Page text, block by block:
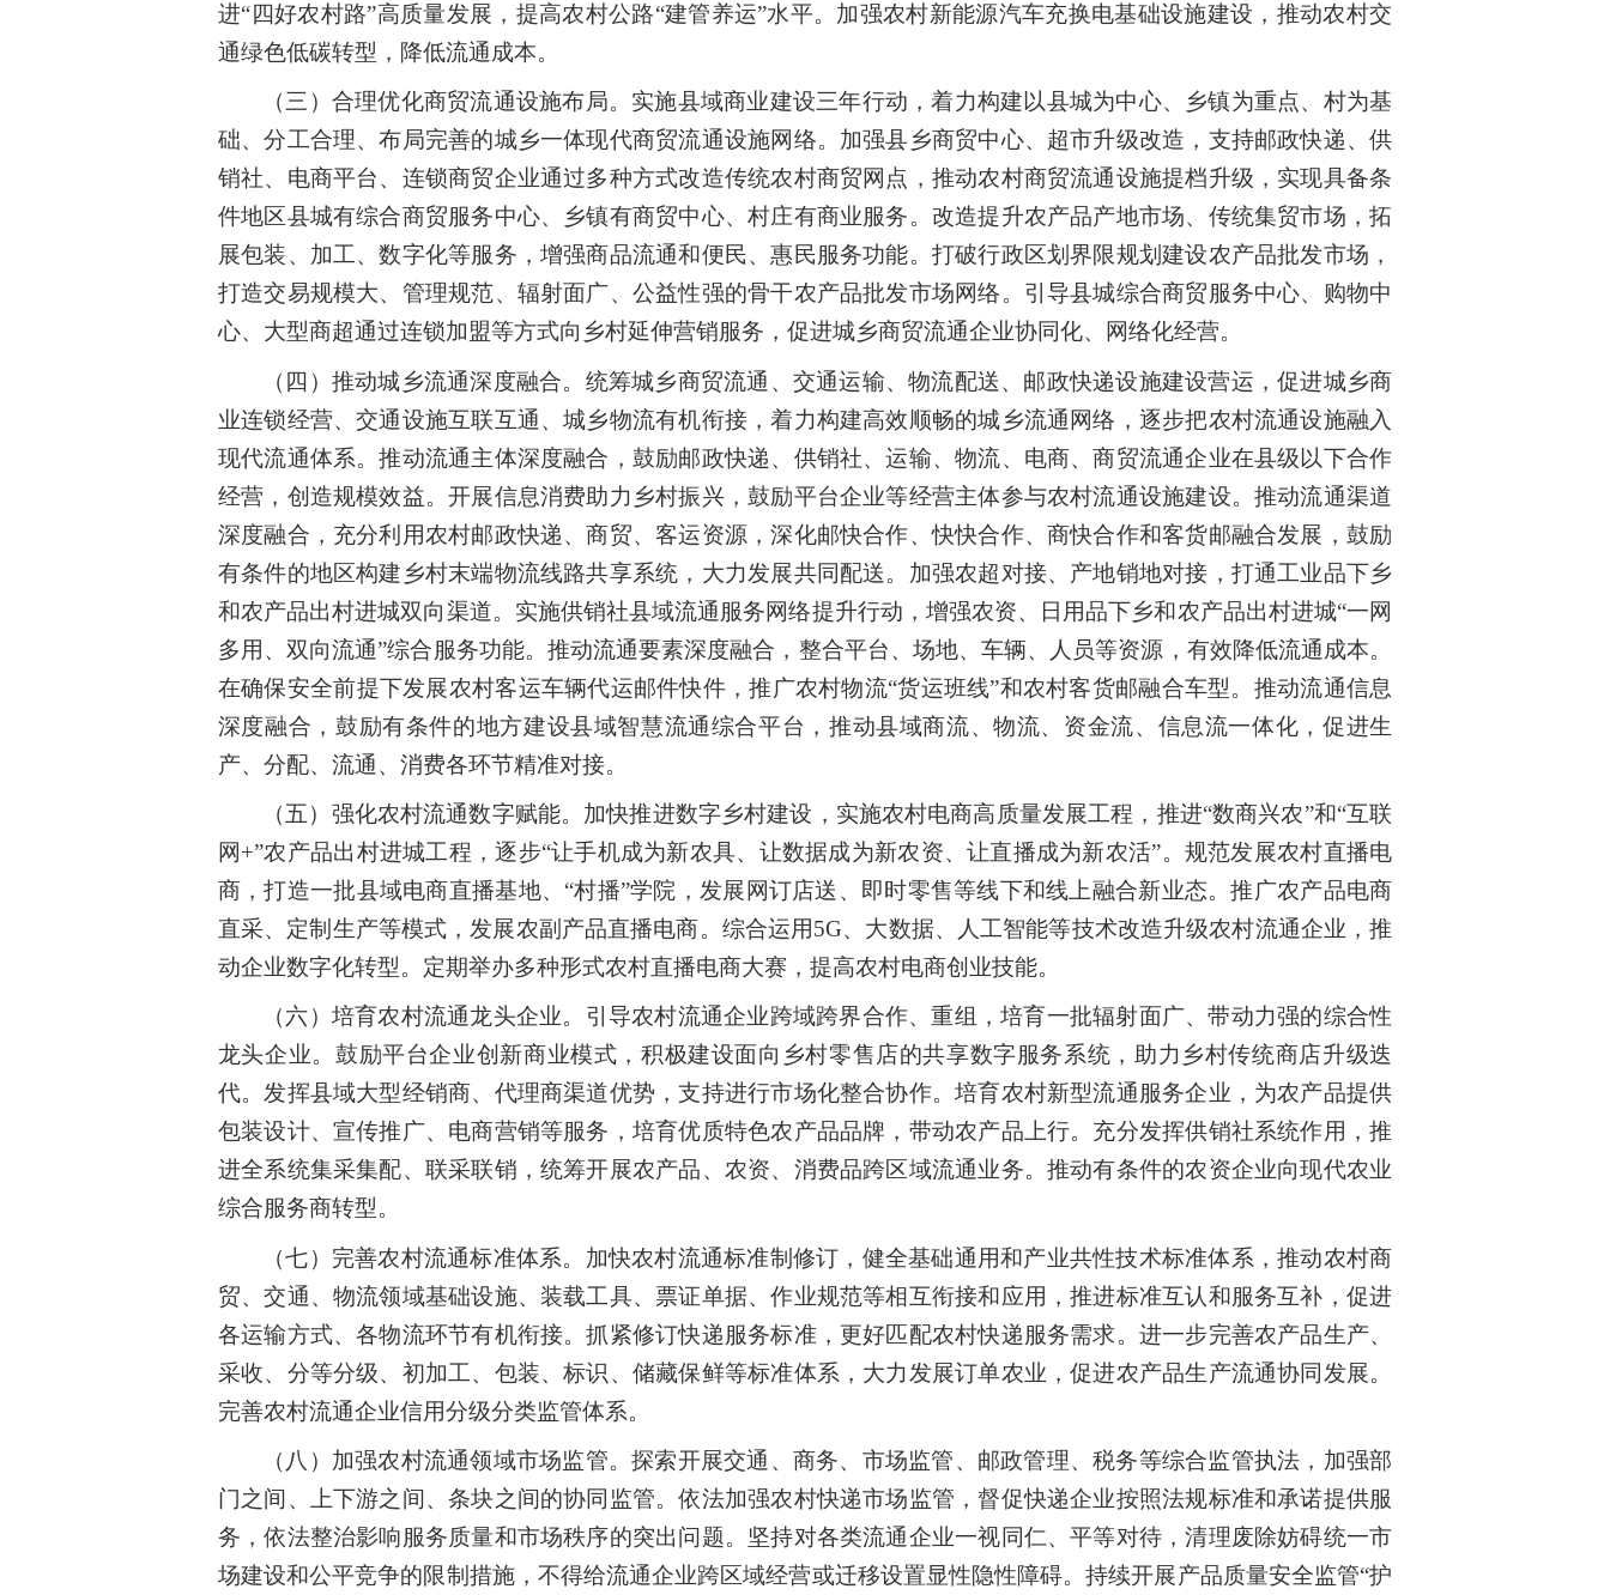
进“四好农村路”高质量发展，提高农村公路“建管养运”水平。加强农村新能源汽车充换电基础设施建设，推动农村交
通绿色低碳转型，降低流通成本。
（三）合理优化商贸流通设施布局。实施县域商业建设三年行动，着力构建以县城为中心、乡镇为重点、村为基
础、分工合理、布局完善的城乡一体现代商贸流通设施网络。加强县乡商贸中心、超市升级改造，支持邮政快递、供
销社、电商平台、连锁商贸企业通过多种方式改造传统农村商贸网点，推动农村商贸流通设施提档升级，实现具备条
件地区县城有综合商贸服务中心、乡镇有商贸中心、村庄有商业服务。改造提升农产品产地市场、传统集贸市场，拓
展包装、加工、数字化等服务，增强商品流通和便民、惠民服务功能。打破行政区划界限规划建设农产品批发市场，
打造交易规模大、管理规范、辐射面广、公益性强的骨干农产品批发市场网络。引导县城综合商贸服务中心、购物中
心、大型商超通过连锁加盟等方式向乡村延伸营销服务，促进城乡商贸流通企业协同化、网络化经营。
（四）推动城乡流通深度融合。统筹城乡商贸流通、交通运输、物流配送、邮政快递设施建设营运，促进城乡商
业连锁经营、交通设施互联互通、城乡物流有机衔接，着力构建高效顺畅的城乡流通网络，逐步把农村流通设施融入
现代流通体系。推动流通主体深度融合，鼓励邮政快递、供销社、运输、物流、电商、商贸流通企业在县级以下合作
经营，创造规模效益。开展信息消费助力乡村振兴，鼓励平台企业等经营主体参与农村流通设施建设。推动流通渠道
深度融合，充分利用农村邮政快递、商贸、客运资源，深化邮快合作、快快合作、商快合作和客货邮融合发展，鼓励
有条件的地区构建乡村末端物流线路共享系统，大力发展共同配送。加强农超对接、产地销地对接，打通工业品下乡
和农产品出村进城双向渠道。实施供销社县域流通服务网络提升行动，增强农资、日用品下乡和农产品出村进城“一网
多用、双向流通”综合服务功能。推动流通要素深度融合，整合平台、场地、车辆、人员等资源，有效降低流通成本。
在确保安全前提下发展农村客运车辆代运邮件快件，推广农村物流“货运班线”和农村客货邮融合车型。推动流通信息
深度融合，鼓励有条件的地方建设县域智慧流通综合平台，推动县域商流、物流、资金流、信息流一体化，促进生
产、分配、流通、消费各环节精准对接。
（五）强化农村流通数字赋能。加快推进数字乡村建设，实施农村电商高质量发展工程，推进“数商兴农”和“互联
网+”农产品出村进城工程，逐步“让手机成为新农具、让数据成为新农资、让直播成为新农活”。规范发展农村直播电
商，打造一批县域电商直播基地、“村播”学院，发展网订店送、即时零售等线下和线上融合新业态。推广农产品电商
直采、定制生产等模式，发展农副产品直播电商。综合运用5G、大数据、人工智能等技术改造升级农村流通企业，推
动企业数字化转型。定期举办多种形式农村直播电商大赛，提高农村电商创业技能。
（六）培育农村流通龙头企业。引导农村流通企业跨域跨界合作、重组，培育一批辐射面广、带动力强的综合性
龙头企业。鼓励平台企业创新商业模式，积极建设面向乡村零售店的共享数字服务系统，助力乡村传统商店升级迭
代。发挥县域大型经销商、代理商渠道优势，支持进行市场化整合协作。培育农村新型流通服务企业，为农产品提供
包装设计、宣传推广、电商营销等服务，培育优质特色农产品品牌，带动农产品上行。充分发挥供销社系统作用，推
进全系统集采集配、联采联销，统筹开展农产品、农资、消费品跨区域流通业务。推动有条件的农资企业向现代农业
综合服务商转型。
（七）完善农村流通标准体系。加快农村流通标准制修订，健全基础通用和产业共性技术标准体系，推动农村商
贸、交通、物流领域基础设施、装载工具、票证单据、作业规范等相互衔接和应用，推进标准互认和服务互补，促进
各运输方式、各物流环节有机衔接。抓紧修订快递服务标准，更好匹配农村快递服务需求。进一步完善农产品生产、
采收、分等分级、初加工、包装、标识、储藏保鲜等标准体系，大力发展订单农业，促进农产品生产流通协同发展。
完善农村流通企业信用分级分类监管体系。
（八）加强农村流通领域市场监管。探索开展交通、商务、市场监管、邮政管理、税务等综合监管执法，加强部
门之间、上下游之间、条块之间的协同监管。依法加强农村快递市场监管，督促快递企业按照法规标准和承诺提供服
务，依法整治影响服务质量和市场秩序的突出问题。坚持对各类流通企业一视同仁、平等对待，清理废除妨碍统一市
场建设和公平竞争的限制措施，不得给流通企业跨区域经营或迁移设置显性隐性障碍。持续开展产品质量安全监管“护